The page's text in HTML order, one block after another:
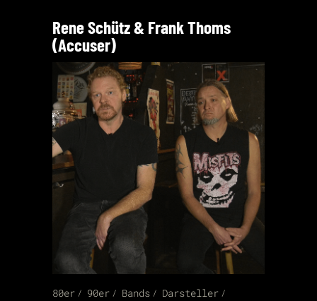
Rene Schütz & Frank Thoms
(Accuser)
80er 90er Bands
Darsteller